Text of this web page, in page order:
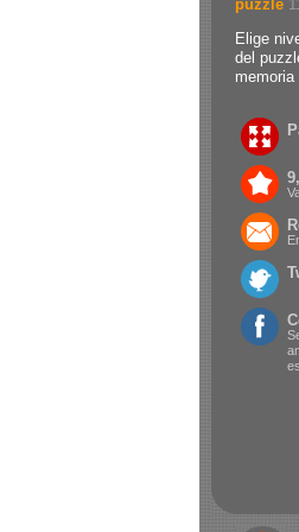
puzzle
Elige
del
memoria